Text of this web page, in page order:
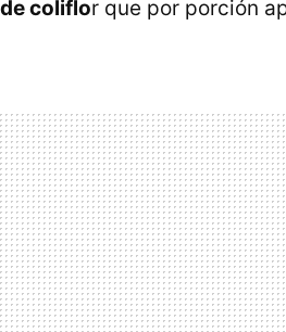
coliflor que por porción